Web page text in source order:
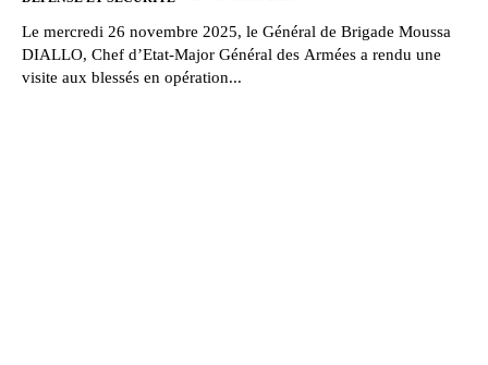
Le mercredi 26 novembre 2025, le Général de Brigade Moussa
DIALLO, Chef d’Etat-Major Général des Armées a rendu une
visite aux blessés en opération...